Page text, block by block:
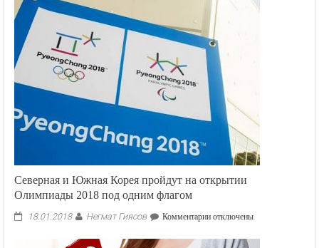
туристка
была
съедена
гигантским
вараном
Северная и Южная Корея пройдут на открытии
Олимпиады 2018 под одним флагом
18.01.2018 Негмат Гиясов Комментариик
Северная
отключены